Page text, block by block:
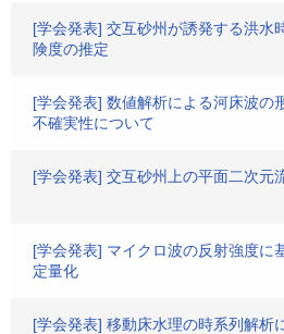
[学会発表] 交互砂州が誘発する洪水
険度の推定
[学会発表] 数値解析による河床波の
不確実性について
[学会発表] 交互砂州上の平面二次元
[学会発表] マイクロ波の反射強度に
定量化
[学会発表] 移動床水理の時系列解析